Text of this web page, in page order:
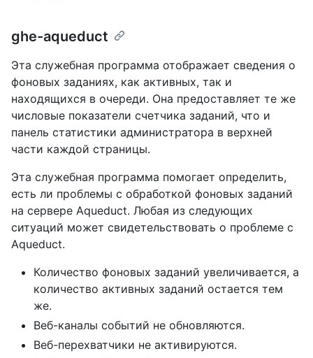
ghe-aqueduct
Эта служебная программа отображает сведения о
фоновых заданиях, как активных, так и
находящихся в очереди. Она предоставляет те же
числовые показатели счетчика заданий, что и
панель статистики администратора в верхней
части каждой страницы.
Эта служебная программа помогает определить,
есть ли проблемы с обработкой фоновых заданий
на сервере Aqueduct. Любая из следующих
ситуаций может свидетельствовать о проблеме с
Aqueduct.
Количество фоновых заданий увеличивается, а
количество активных заданий остается тем
же.
Веб-каналы событий не обновляются.
Веб-перехватчики не активируются.